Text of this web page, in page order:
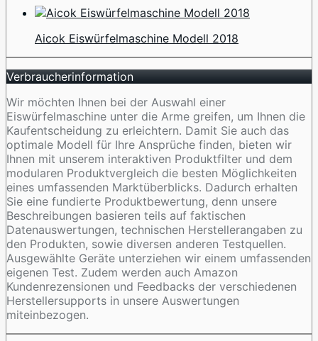
Aicok Eiswürfelmaschine Modell 2018
Verbraucherinformation
Wir möchten Ihnen bei der Auswahl einer
Eiswürfelmaschine unter die Arme greifen, um Ihnen die
Kaufentscheidung zu erleichtern. Damit Sie auch das
optimale Modell für Ihre Ansprüche finden, bieten wir
Ihnen mit unserem interaktiven Produktfilter und dem
modularen Produktvergleich die besten Möglichkeiten
eines umfassenden Marktüberblicks. Dadurch erhalten
Sie eine fundierte Produktbewertung, denn unsere
Beschreibungen basieren teils auf faktischen
Datenauswertungen, technischen Herstellerangaben zu
den Produkten, sowie diversen anderen Testquellen.
Ausgewählte Geräte unterziehen wir einem umfassenden
eigenen Test. Zudem werden auch Amazon
Kundenrezensionen und Feedbacks der verschiedenen
Herstellersupports in unsere Auswertungen
miteinbezogen.